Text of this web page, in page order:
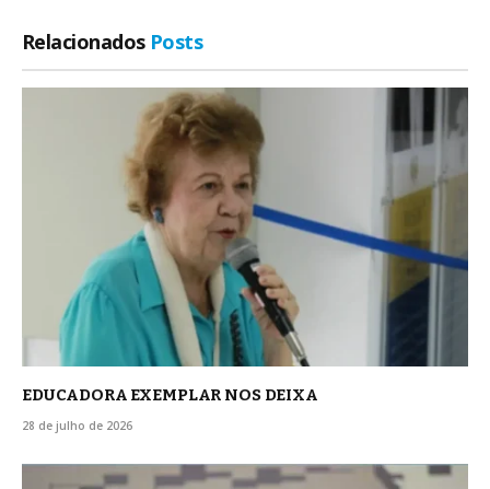
Relacionados Posts
EDUCADORA EXEMPLAR NOS DEIXA
28 de julho de 2026